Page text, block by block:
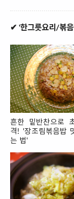
✔ '한그릇요리/볶
흔한 밑반찬으로
격! '장조림볶음밥
는 법'